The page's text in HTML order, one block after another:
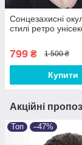
Сонцезахисні
стилі ретро
799 ₴ 1 500 ₴
Купити
Акційні
Топ –47%